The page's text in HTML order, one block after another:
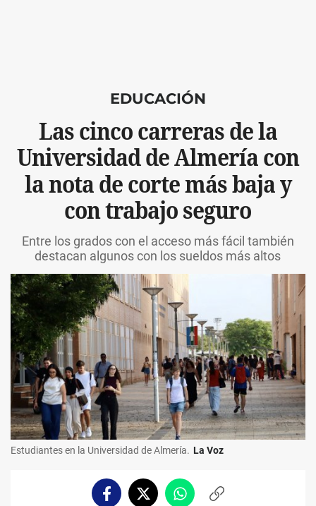
EDUCACIÓN
Las cinco carreras de la
Universidad de Almería con
la nota de corte más baja y
con trabajo seguro
Entre los grados con el acceso más fácil también
destacan algunos con los sueldos más altos
Estudiantes en la Universidad de Almería. La Voz
FacebookTwitterWhatsappCopiar